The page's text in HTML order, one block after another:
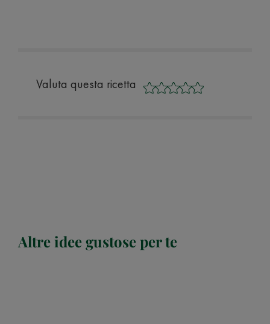
Valuta questa ricetta
Altre idee gustose per te